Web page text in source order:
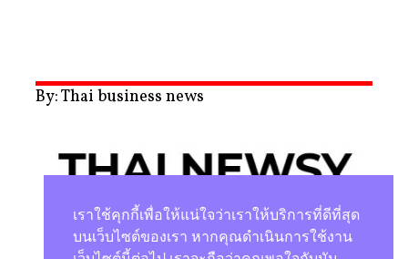
By: Thai business news
เราใช้คุกกี้เพื่อให้แน่ใจว่าเราให้บริการที่ดีที่สุด
บนเว็บไซต์ของเรา หากคุณดำเนินการใช้งาน